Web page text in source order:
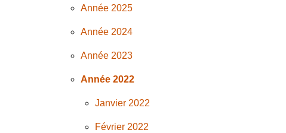
Année 2025
Année 2024
Année 2023
Année 2022
Janvier 2022
Février 2022